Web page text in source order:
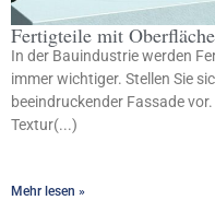
Fertigteile mit
In der Bauindustrie werden
immer wichtiger. Stellen Sie
beeindruckender Fassade
Textur(...)
Mehr lesen »